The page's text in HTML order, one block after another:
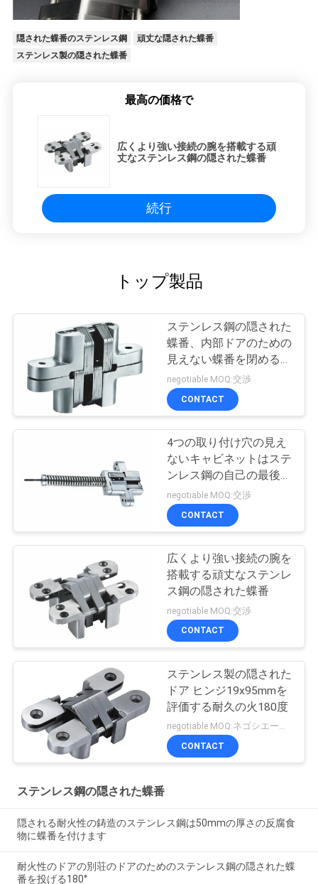
隠された蝶番のステンレス鋼
頑丈な隠された蝶番
ステンレス製の隠された蝶番
最高の価格で
広くより強い接続の腕を搭載する頑
丈なステンレス鋼の隠された蝶番
続行
トップ製品
ステンレス鋼の隠された
蝶番、内部ドアのための
見えない蝶番を閉めるば
ね
negotiable MOQ:交渉
CONTACT
4つの取り付け穴の見え
ないキャビネットはステ
ンレス鋼の自己の最後の
ばねに蝶番を付けます
negotiable MOQ:交渉
CONTACT
広くより強い接続の腕を
搭載する頑丈なステンレ
ス鋼の隠された蝶番
negotiable MOQ:交渉
CONTACT
ステンレス製の隠された
ドア ヒンジ19x95mmを
評価する耐久の火180度
negotiable MOQ:ネゴシエーション
CONTACT
ステンレス鋼の隠された蝶番
隠される耐火性の鋳造のステンレス鋼は50mmの厚さの反腐食
物に蝶番を付けます
耐火性のドアの別荘のドアのためのステンレス鋼の隠された蝶
番を投げる180°